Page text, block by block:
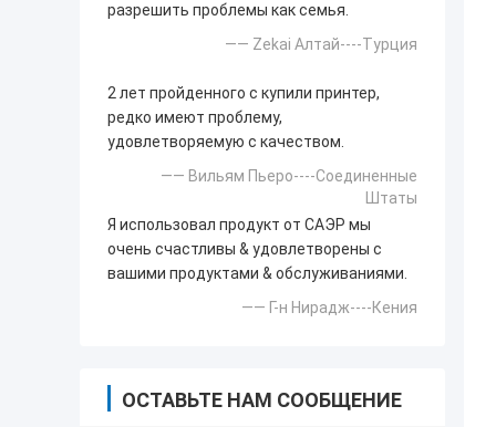
разрешить проблемы как семья.
—— Zekai Алтай----Турция
2 лет пройденного с купили принтер,
редко имеют проблему,
удовлетворяемую с качеством.
—— Вильям Пьеро----Соединенные
Штаты
Я использовал продукт от САЭР мы
очень счастливы & удовлетворены с
вашими продуктами & обслуживаниями.
—— Г-н Нирадж----Кения
ОСТАВЬТЕ НАМ СООБЩЕНИЕ